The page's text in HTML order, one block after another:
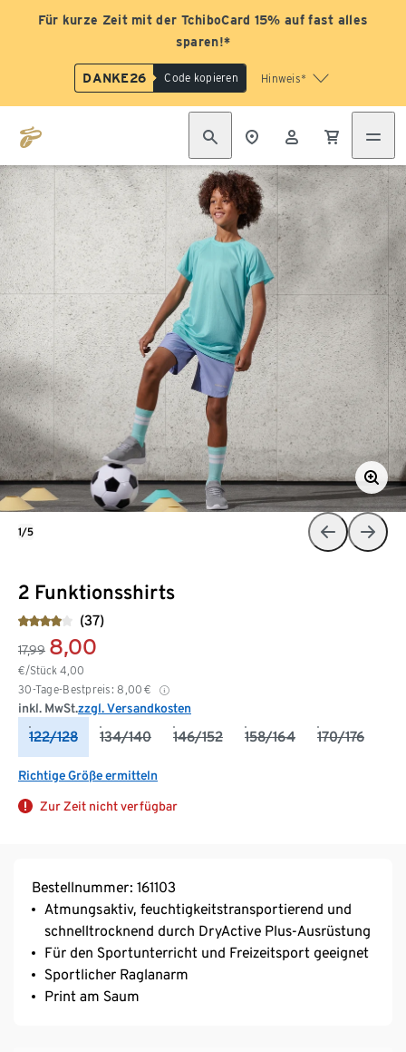
Für kurze Zeit mit der TchiboCard 15% auf fast alles
sparen!*
DANKE26 Code kopieren Hinweis*
2 Funktionsshirts
(37)
17,99 8,00
€/Stück 4,00
30-Tage-Bestpreis: 8,00 €
inkl. MwSt.zzgl. Versandkosten
122/128 134/140 146/152 158/164 170/176
Richtige Größe ermitteln
Zur Zeit nicht verfügbar
1/5
Bestellnummer: 161103
Atmungsaktiv, feuchtigkeitstransportierend und
schnelltrocknend durch DryActive Plus-Ausrüstung
Für den Sportunterricht und Freizeitsport geeignet
Sportlicher Raglanarm
Print am Saum